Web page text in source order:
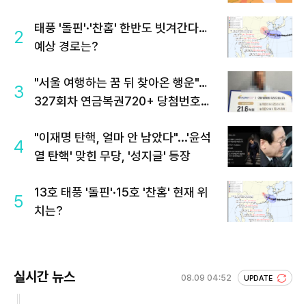
2
태풍 '돌핀'·'찬홈' 한반도 빗겨간다…
예상 경로는?
3
"서울 여행하는 꿈 뒤 찾아온 행운"…
327회차 연금복권720+ 당첨번호조
4
"이재명 탄핵, 얼마 안 남았다"...'윤석
열 탄핵' 맞힌 무당, '성지글' 등장
5
13호 태풍 '돌핀'·15호 '찬홈' 현재 위
치는?
실시간 뉴스 08.09 04:52 UPDATE